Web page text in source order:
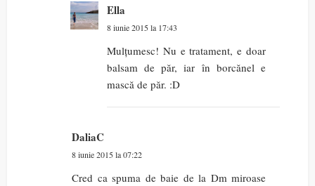
Ella
8 iunie 2015 la 17:43
Mulțumesc! Nu e tratament, e doar
balsam de păr, iar în borcănel e
mască de păr. :D
DaliaC
8 iunie 2015 la 07:22
Cred ca spuma de baie de la Dm miroase